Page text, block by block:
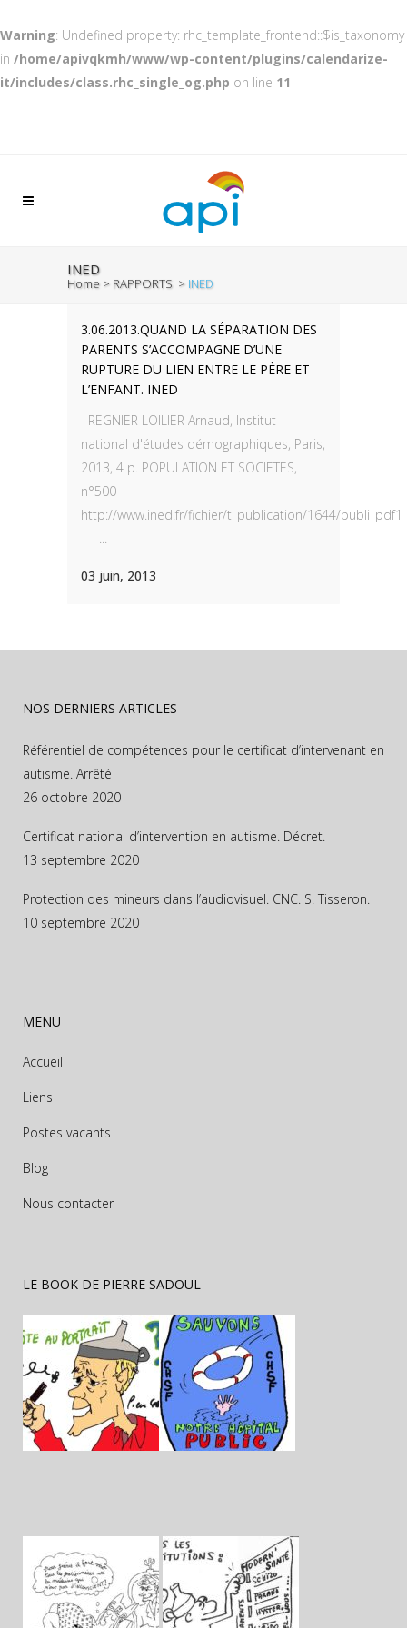
Warning: Undefined property: rhc_template_frontend::$is_taxonomy
in /home/apivqkmh/www/wp-content/plugins/calendarize-
it/includes/class.rhc_single_og.php on line 11
INED
Home > RAPPORTS > INED
3.06.2013.QUAND LA SÉPARATION DES
PARENTS S’ACCOMPAGNE D’UNE
RUPTURE DU LIEN ENTRE LE PÈRE ET
L’ENFANT. INED
REGNIER LOILIER Arnaud, Institut
national d'études démographiques, Paris,
2013, 4 p. POPULATION ET SOCIETES,
n°500
http://www.ined.fr/fichier/t_publication/1644/
...
03 juin, 2013
NOS DERNIERS ARTICLES
Référentiel de compétences pour le certificat d’intervenant en
autisme. Arrêté
26 octobre 2020
Certificat national d’intervention en autisme. Décret.
13 septembre 2020
Protection des mineurs dans l’audiovisuel. CNC. S. Tisseron.
10 septembre 2020
MENU
Accueil
Liens
Postes vacants
Blog
Nous contacter
LE BOOK DE PIERRE SADOUL